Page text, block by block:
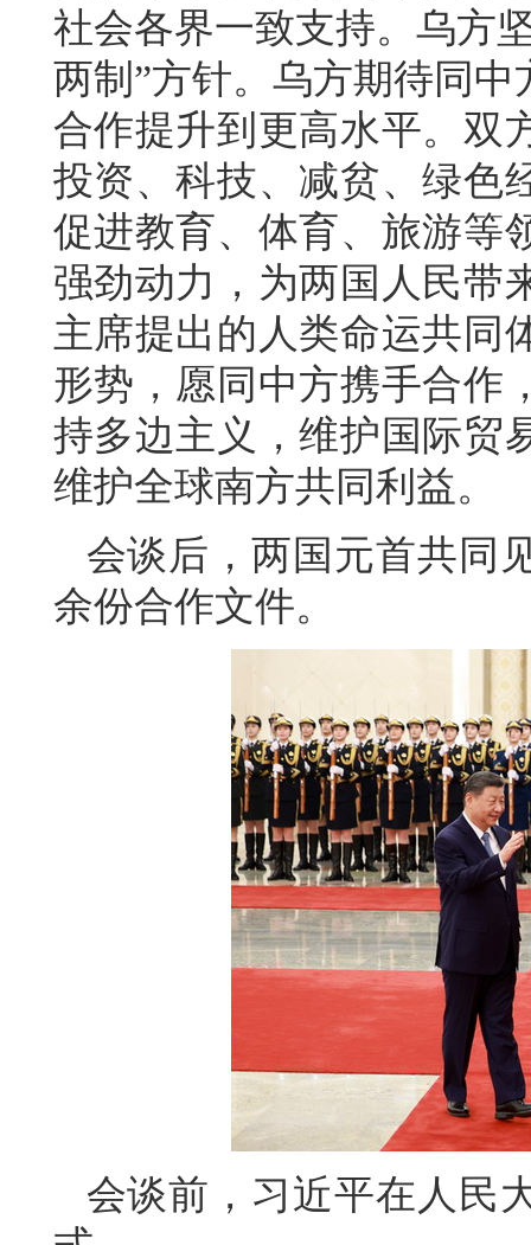
社会各界一致支持。乌方
两制”方针。乌方期待同
合作提升到更高水平。双
投资、科技、减贫、绿色
促进教育、体育、旅游等
强劲动力，为两国人民带
主席提出的人类命运共同
形势，愿同中方携手合作
持多边主义，维护国际贸
维护全球南方共同利益。
会谈后，两国元首共同
余份合作文件。
会谈前，习近平在人民